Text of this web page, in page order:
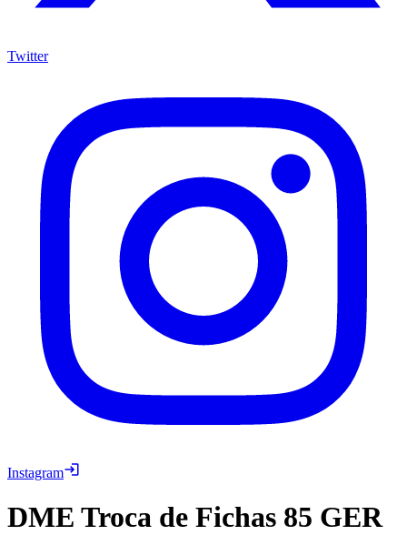
Twitter
Instagram
DME Troca de Fichas 85 GER